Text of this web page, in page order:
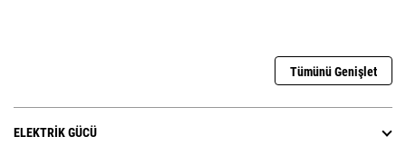
Tümünü Genişlet
ELEKTRIK GÜCÜ